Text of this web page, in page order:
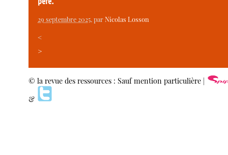
29 septembre 2025, parNicolas Losson
<
>
© la revue des ressources : Sauf mention particulière |
&